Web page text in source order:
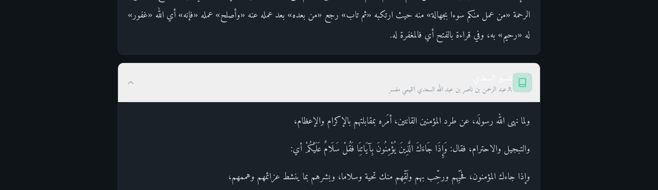
الرحمة «من عمل منكم سوءا بجهالة» منه حيث ارتكبه «ثم تاب» رجع «من بعده» بعد عمله عنه «وأصلح» عمله «فإنه» أي الله «غفور»
له «رحيم» به، وفي قراءة بالفتح أي فالمغفرة له.
عبد الرحمن بن ناصر بن عبد الله السعدي التميمي مفسر
ولما نهى الله رسولَه، عن طرد المؤمنين القانتين، أمَره بمقابلتهم بالإكرام والإعظام،
والتبجيل والاحترام، فقال: وَإِذَا جَاءَكَ الَّذِينَ يُؤْمِنُونَ بِآيَاتِنَا فَقُلْ سَلَامٌ عَلَيْكُمْ أي:
وإذا جاءك المؤمنون، فحَيِّهم ورحِّب بهم ولَقِّهم منك تحية وسلاما، وبشرهم بما ينشط عزائمهم وهممهم،